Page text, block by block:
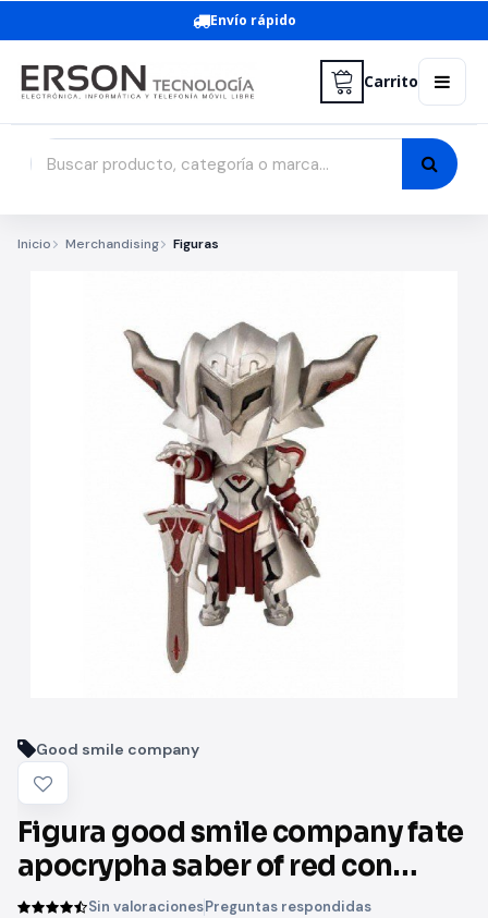
Envío rápido
Carrito
Inicio Merchandising Figuras
Good smile company
Figura good smile company fate
apocrypha saber of red con
casco collection niitengo
Sin valoracionesPreguntas respondidas